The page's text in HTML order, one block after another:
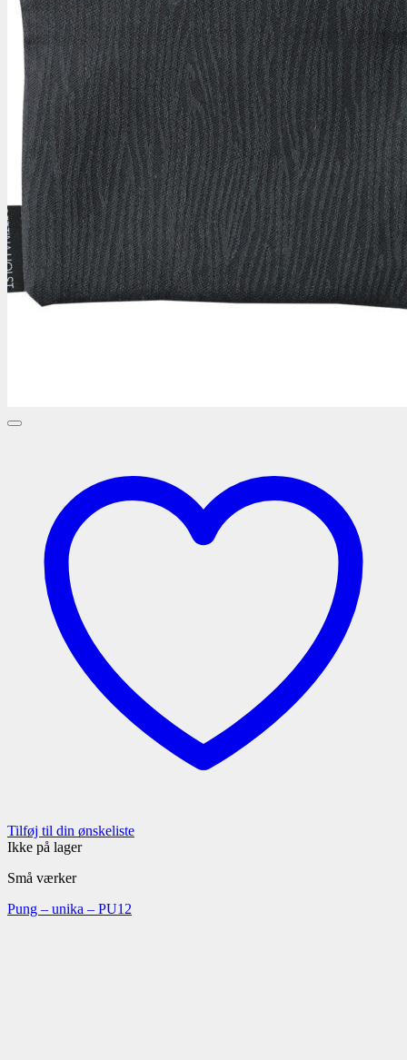
Tilføj til din ønskeliste
Ikke på lager
Små værker
Pung – unika – PU12